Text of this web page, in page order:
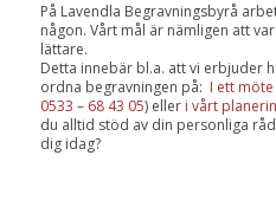
På Lavendla Begravningsbyrå
någon. Vårt mål är nämligen att
lättare.
Detta innebär bl.a. att vi erbjuder
ordna begravningen på: I ett
0533 – 68 43 05) eller i vårt
du alltid stöd av din personliga
dig idag?